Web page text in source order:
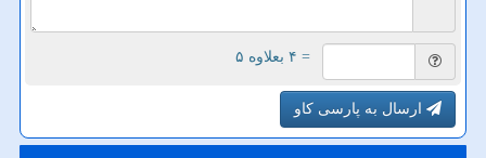
= ۴ بعلاوه ۵
ارسال به پارسی کاو